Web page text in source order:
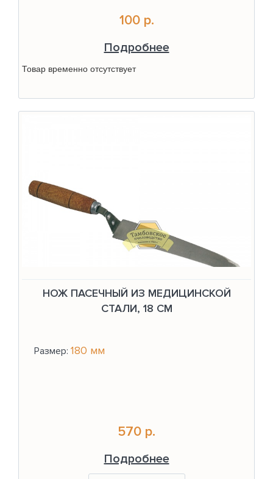
100 р.
Подробнее
Товар временно отсутствует
НОЖ ПАСЕЧНЫЙ ИЗ МЕДИЦИНСКОЙ
СТАЛИ, 18 СМ
Размер: 180 мм
570 р.
Подробнее